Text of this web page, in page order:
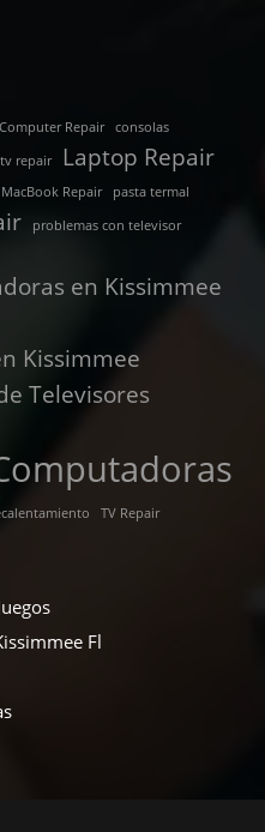
Computer Repair
consolas
repair Laptop Repair
MacBook Repair
pasta termal
problemas con televisor
en Kissimmee
Kissimmee
Televisores
TV Repair
Fl